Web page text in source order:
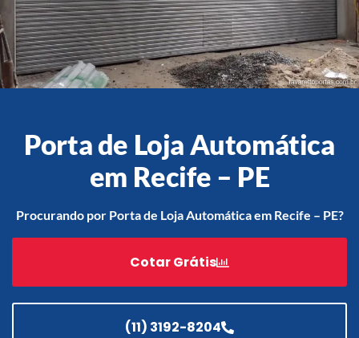
Pintura eletrostática
Portfólio
Contato
Acessórios
Automatização
Enrolar em Teresópolis – RJ
Portão de Garagem de
Enrolar em São Pedro da
Aldeia – RJ
Porta de Loja Automática
em Recife – PE
Procurando por Porta de Loja Automática em Recife – PE?
Cotar Grátis
(11) 3192-8204